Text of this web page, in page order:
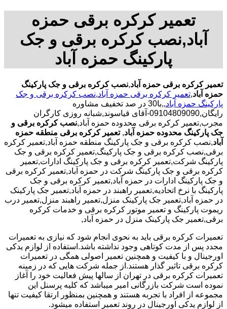
تعمیر کرکره برقی حمزه
آباد,نصب کرکره برقی و جک
پارکینگ حمزه آباد
تعمیر کرکره برقی حمزه آباد,نصب کرکره برقی و جک پارکینگ
حمزه آباد,تعمیر کرکره برقی حمزه آباد,نصب کرکره برقی و جک
پارکینگ حمزه آباد
,,با30 در صد تخفیف مشاوره
رایگان,09104809090-آقای قیاسوند,شبانه روزی کارگران
مجرب,تعمیر کرکره برقی محدوده حمزه آباد,نصب کرکره برقی و
جک پارکینگ محدوده حمزه آباد, تعمیر کرکره برقی منطقه حمزه
آباد,نصب کرکره برقی و جک پارکینگ منطقه حمزه آباد,تعمیر کرکره
برقی,نصب کرکره برقی و جک پارکینگ,تعمیر کرکره برقی و جک
پارکینگ شرکت,تعمیر کرکره برقی و جک پارکینگ ادارات,تعمیر
کرکره برقی و جک پارکینگ شرکت در حمزه آباد,تعمیر کرکره برقی
و جک پارکینگ ادارات در حمزه آباد,تعمیر کرکره برقی و جک
پارکینگ با نرخ اتحادیه,تعمیر راهبند در حمزه آباد,تعمیر جک پارکینک
در حمزه آباد,تعمیر جک پارکینک منزل,تعمیر راهبند منزل,تعمیر درب
ریموت پارکینگ و تعمیر موتور کرکره برقی و خدمات کرکره
برقی,تعمیر جک پارکینک منزل در حمزه آباد,
تعمیرات کرکره برقی باید به نحوی انجام شود که نیازی به تعمیرات
مجدد پس از مدت کوتاهی وجود نداشته باشد.استفاده از لوازم یدکی
اورجینال و با کیفیت و همچنین تعمیر اصولی همگی در تعمیرات
کرکره برقی تاثیر گذار هستند.از جمله شرکت هایی که در زمینه
تعمیرات کرکره برقی در تهران از سالها پیش فعالیت خود را آغاز
نموده است شرکت بازرگانی امیر میباشد که کلیه پرسنل این
مجموعه از افراد با تجربه هستند و همچنین بمنظور ارتقا کیفیت تنها
از لوازم یدکی اورجینال در روند تعمیر استفاده میشود.